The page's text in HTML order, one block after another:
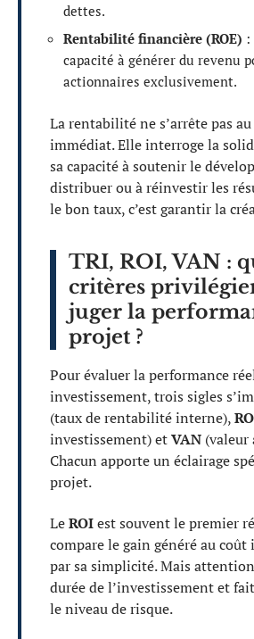
dettes.
Rentabilité financière (ROE)
capacité à générer du revenu
actionnaires exclusivement.
La rentabilité ne s’arrête pas
immédiat. Elle interroge la
sa capacité à soutenir le
distribuer ou à réinvestir les
le bon taux, c’est garantir la
TRI, ROI, VAN :
critères
juger la
projet ?
Pour évaluer la performance
investissement, trois sigles
(taux de rentabilité interne),
investissement) etVAN (valeur
Chacun apporte un éclairage
projet.
LeROIest souvent le premier
compare le gain généré au
par sa simplicité. Mais
durée de l’investissement et
le niveau de risque.